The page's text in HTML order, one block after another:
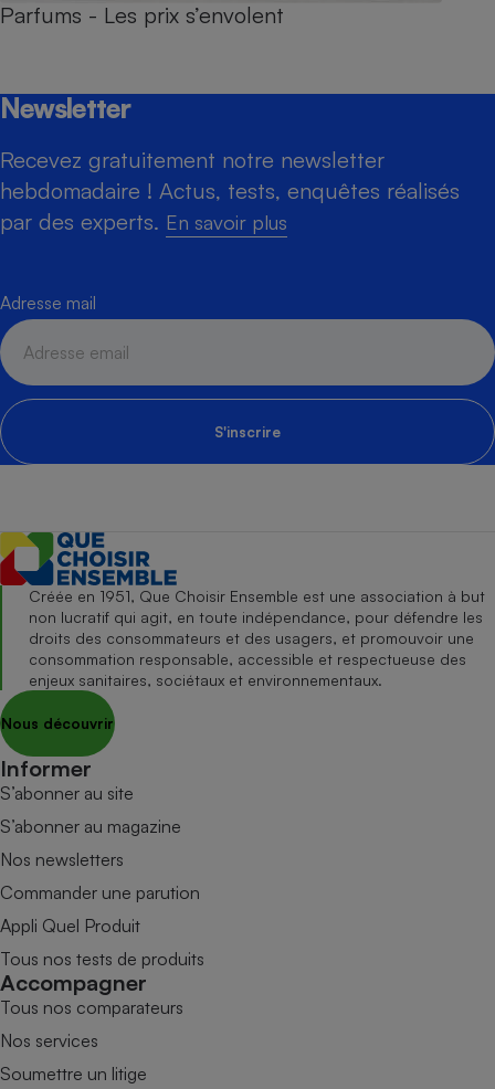
Parfums - Les prix s’envolent
Newsletter
Recevez gratuitement notre newsletter
hebdomadaire ! Actus, tests, enquêtes réalisés
par des experts. En savoir plus
Adresse mail
S'inscrire
Créée en 1951, Que Choisir Ensemble est une association à but
non lucratif qui agit, en toute indépendance, pour défendre les
droits des consommateurs et des usagers, et promouvoir une
consommation responsable, accessible et respectueuse des
enjeux sanitaires, sociétaux et environnementaux.
Nous découvrir
Informer
S’abonner au site
S’abonner au magazine
Nos newsletters
Commander une parution
Appli Quel Produit
Tous nos tests de produits
Accompagner
Tous nos comparateurs
Nos services
Soumettre un litige